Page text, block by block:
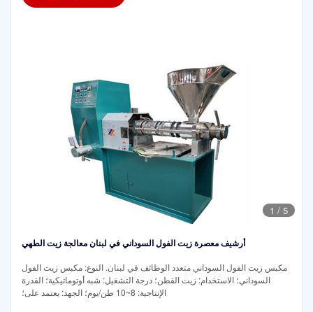
1 / 5
أرشيف معصرة زيت الفول السوداني في لبنان معالجة زيت الطهي
مكبس زيت الفول السوداني متعدد الوظائف في لبنان. النوع: مكبس زيت الفول
السوداني؛ الاستخدام: زيت القطن؛ درجة التشغيل: شبه أوتوماتيكية؛ القدرة
الإنتاجية: 8~10 طن/يوم؛ الجهد: يعتمد على؛